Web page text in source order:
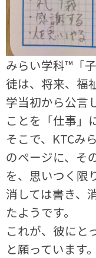
みらい学科™「
徒は、将来、福
学当初から公言
ことを「仕事」
そこで、KTCみ
のページに、そ
を、思いつく限
消しては書き、
たようです。
これが、彼にと
と願っています。